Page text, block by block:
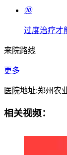
⑩
过度治疗才
来院路线
更多
医院地址:郑州农
相关视频：